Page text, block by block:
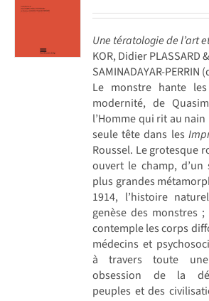
Une tératologie de l’art
KOR, Didier PLASSARD
SAMINADAYAR-PERRIN
Le monstre hante
modernité, de
l’Homme qui rit au
seule tête dans les
Roussel. Le grotesque
ouvert le champ, d’un
plus grandes
1914, l’histoire
genèse des monstres
contemple les corps
médecins et
à travers toute
obsession de la
peuples et des